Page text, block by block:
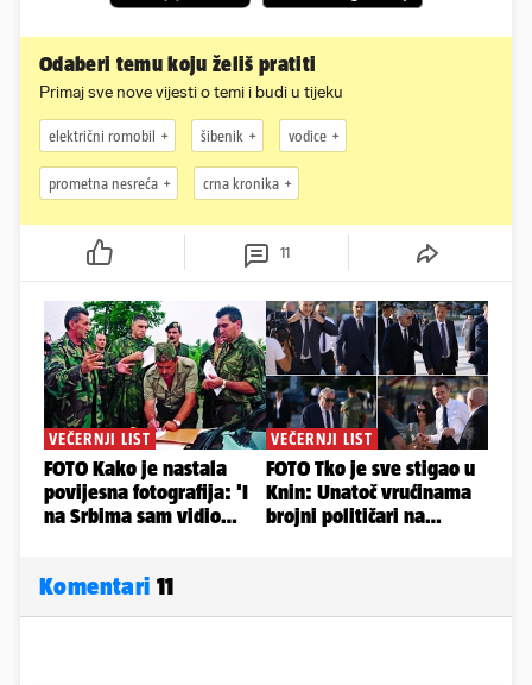
Odaberi temu koju želiš pratiti
Primaj sve nove vijesti o temi i budi u tijeku
električni romobil šibenik vodice
prometna nesreća crna kronika
11
Komentari 11